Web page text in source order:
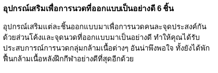
อุปกรณ์เสริมเพื่อการนวดที่ออกแบบเป็นอย่างดี 6 ชิ้น
อุปกรณ์เสริมแต่ละชิ้นออกแบบมาเพื่อการนวดคนละจุดประสงค์กัน
ด้วยส่วนโค้งและจุดนวดที่ออกแบบมาเป็นอย่างดี ทำให้คุณได้รับ
ประสบการณ์การนวดกลุ่มกล้ามเนื้อต่างๆ อันน่าพึงพอใจ ทั้งยังได้พัก
ฟื้นกล้ามเนื้อหลังฝึกกีฬาอย่างดีที่สุดอีกด้วย